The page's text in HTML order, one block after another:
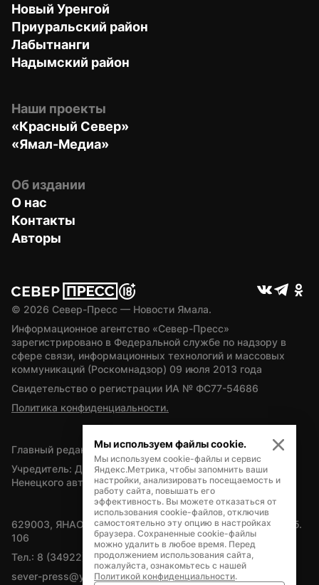
Новый Уренгой
Приуральский район
Лабытнанги
Надымский район
Наши проекты
«Красный Север»
«Ямал-Медиа»
Об издании
О нас
Контакты
Авторы
© 2026 Север-Пресс — Новости Ямала.
Информационное агентство «Север-Пресс»
зарегистрировано в Федеральной службе по надзору в
сфере связи, информационных технологий и массовых
коммуникаций (Роскомнадзор) 09 июля 2013 года
Свидетельство о регистрации ИА № ФС77-54686
Политика конфиденциальности.
Главный редактор — А.Л. Поздеев
Учредитель: Департамент внутренней политики Ямало-
Ненецкого автономного округа
629003, ЯНАО, Салехард, мкр. Богдана Кнунянца, д.1, каб.
106
Тел.: 8 (34922) 71262
sever-press@yamal-media.ru
Мы используем файлы cookie.
Мы используем cookie-файлы и сервис
Яндекс.Метрика, чтобы запомнить ваши
настройки, анализировать посещаемость и
работу сайта, повышать его
эффективность. Вы можете отказаться от
использования cookie-файлов, отключив
самостоятельно эту опцию в настройках
браузера. Сохраненные cookie-файлы
можно удалить в любое время. Перед
продолжением использования сайта,
пожалуйста, ознакомьтесь с нашей
Политикой конфиденциальности.